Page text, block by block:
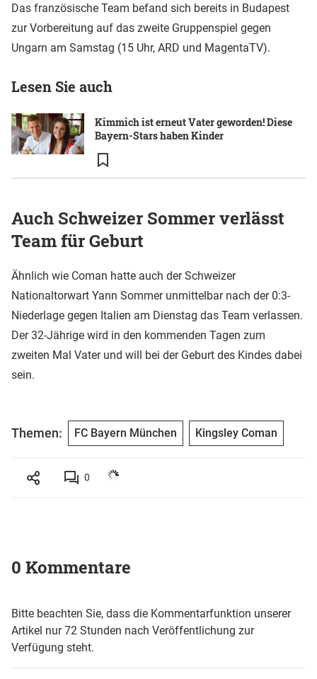
Das französische Team befand sich bereits in Budapest
zur Vorbereitung auf das zweite Gruppenspiel gegen
Ungarn am Samstag (15 Uhr, ARD und MagentaTV).
Lesen Sie auch
Kimmich ist erneut Vater geworden! Diese
Bayern-Stars haben Kinder
Auch Schweizer Sommer verlässt
Team für Geburt
Ähnlich wie Coman hatte auch der Schweizer
Nationaltorwart Yann Sommer unmittelbar nach der 0:3-
Niederlage gegen Italien am Dienstag das Team verlassen.
Der 32-Jährige wird in den kommenden Tagen zum
zweiten Mal Vater und will bei der Geburt des Kindes dabei
sein.
Themen: FC Bayern München Kingsley Coman
0
0 Kommentare
Bitte beachten Sie, dass die Kommentarfunktion unserer
Artikel nur 72 Stunden nach Veröffentlichung zur
Verfügung steht.